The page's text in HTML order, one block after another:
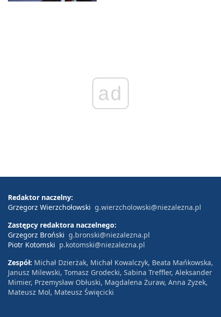
ad
Redaktor naczelny:
Grzegorz Wierzchołowski g.wierzcholowski@niezalezna.pl
Zastępcy redaktora naczelnego:
Grzegorz Broński g.bronski@niezalezna.pl
Piotr Kotomski p.kotomski@niezalezna.pl
Zespół: Michał Dzierżak, Michał Kowalczyk, Beata Mańkowska,
Janusz Milewski, Tomasz Grodecki, Sabina Treffler, Aleksander
Mimier, Przemysław Obłuski, Magdalena Żuraw, Anna Zyzek,
Mateusz Mol, Mateusz Święcicki